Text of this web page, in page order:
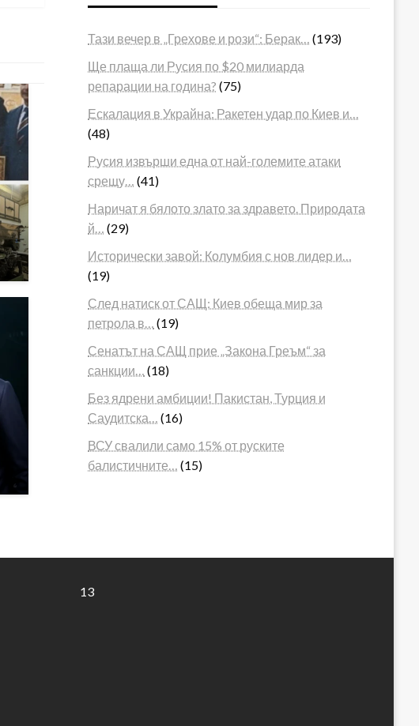
Тази вечер в „Грехове и рози“: Берак…
(193)
Ще плаща ли Русия по $20 милиарда
репарации на година? (75)
Ескалация в Украйна: Ракетен удар по Киев и…
(48)
Русия извърши една от най-големите атаки
срещу…
(41)
Наричат я бялото злато за здравето. Природата
й…
(29)
Исторически завой: Колумбия с нов лидер и…
(19)
След натиск от САЩ: Киев обеща мир за
петрола в…
(19)
Сенатът на САЩ прие „Закона Греъм“ за
санкции…
(18)
Без ядрени амбиции! Пакистан, Турция и
Саудитска…
(16)
ВСУ свалили само 15% от руските
балистичните…
(15)
13